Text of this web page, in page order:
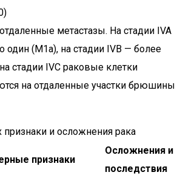
метастазы. На стадии IVA
один (M1a), на стадии IVB — более
стадии IVC раковые клетки
на отдаленные участки брюшины
признаки и осложнения рака
признаки
Осложнения и
последствия